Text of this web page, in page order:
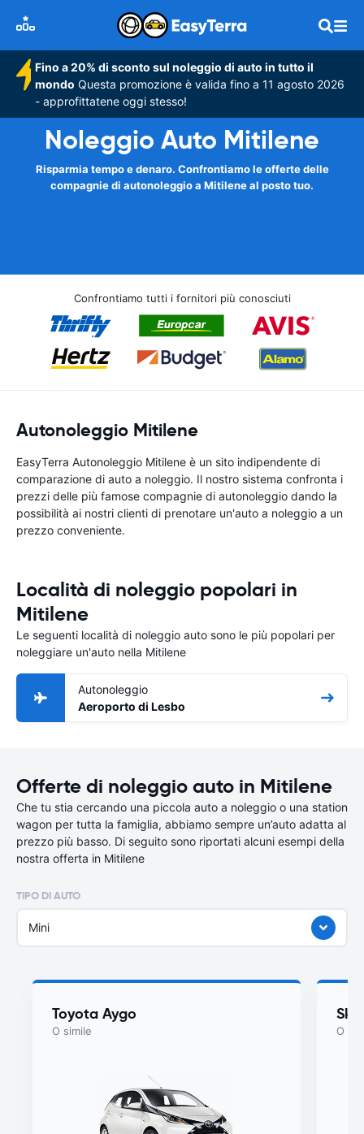
Fino a 20% di sconto sul noleggio di auto in tutto il
mondo Questa promozione è valida fino a 11 agosto 2026
- approfittatene oggi stesso!
Noleggio Auto Mitilene
Risparmia tempo e denaro. Confrontiamo le offerte delle
compagnie di autonoleggio a Mitilene al posto tuo.
Confrontiamo tutti i fornitori più conosciuti
Autonoleggio Mitilene
EasyTerra Autonoleggio Mitilene è un sito indipendente di
comparazione di auto a noleggio. Il nostro sistema confronta i
prezzi delle più famose compagnie di autonoleggio dando la
possibilità ai nostri clienti di prenotare un'auto a noleggio a un
prezzo conveniente.
Località di noleggio popolari in
Mitilene
Le seguenti località di noleggio auto sono le più popolari per
noleggiare un'auto nella Mitilene
Autonoleggio
Aeroporto di Lesbo
Offerte di noleggio auto in Mitilene
Che tu stia cercando una piccola auto a noleggio o una station
wagon per tutta la famiglia, abbiamo sempre un’auto adatta al
prezzo più basso. Di seguito sono riportati alcuni esempi della
nostra offerta in Mitilene
TIPO DI AUTO
Mini
Toyota Aygo
O simile O